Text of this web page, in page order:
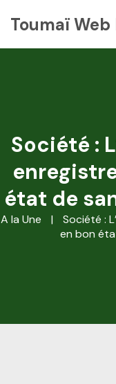
Toumaï
Société :
état de
A la Une |
Société :
en bon